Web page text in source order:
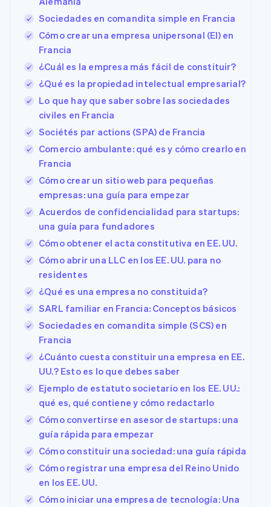
Sociedades en comandita simple en Francia
Cómo crear una empresa unipersonal (EI) en
Francia
¿Cuál es la empresa más fácil de constituir?
¿Qué es la propiedad intelectual empresarial?
Lo que hay que saber sobre las sociedades
civiles en Francia
Sociétés par actions (SPA) de Francia
Comercio ambulante: qué es y cómo crearlo en
Francia
Cómo crear un sitio web para pequeñas
empresas: una guía para empezar
Acuerdos de confidencialidad para startups:
una guía para fundadores
Cómo obtener el acta constitutiva en EE. UU.
Cómo abrir una LLC en los EE. UU. para no
residentes
¿Qué es una empresa no constituida?
SARL familiar en Francia: Conceptos básicos
Sociedades en comandita simple (SCS) en
Francia
¿Cuánto cuesta constituir una empresa en EE.
UU.? Esto es lo que debes saber
Ejemplo de estatuto societario en los EE. UU.:
qué es, qué contiene y cómo redactarlo
Cómo convertirse en asesor de startups: una
guía rápida para empezar
Cómo constituir una sociedad: una guía rápida
Cómo registrar una empresa del Reino Unido
en los EE. UU.
Cómo iniciar una empresa de tecnología: Una